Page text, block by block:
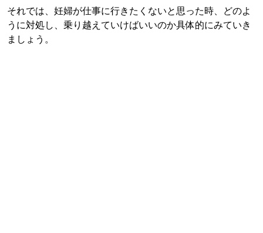
それでは、妊婦が仕事に行きたくないと思った時、どのよ
うに対処し、乗り越えていけばいいのか具体的にみていき
ましょう。